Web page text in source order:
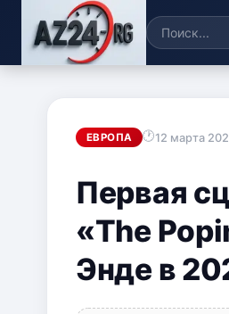
ЕВРОПА 12 марта
Первая
«The
Энде в